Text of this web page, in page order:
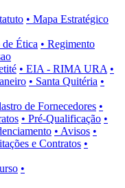
Canais
• Mapa Estratégico
Ética • Regimento
• EIA - RIMA URA •
• Santa Quitéria •
de Fornecedores •
• Pré-Qualificação •
• Avisos •
e Contratos •
•